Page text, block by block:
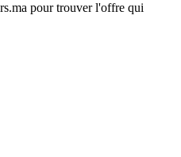
pour trouver l'offre qui